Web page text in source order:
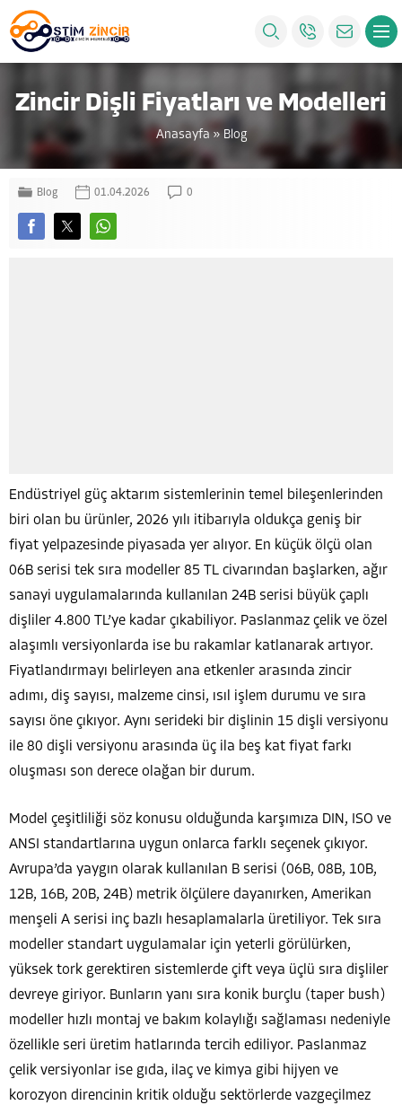
Zincir Dişli Fiyatları ve Modelleri
Anasayfa » Blog
Blog 01.04.2026 0
Endüstriyel güç aktarım sistemlerinin temel bileşenlerinden
biri olan bu ürünler, 2026 yılı itibarıyla oldukça geniş bir
fiyat yelpazesinde piyasada yer alıyor. En küçük ölçü olan
06B serisi tek sıra modeller 85 TL civarından başlarken, ağır
sanayi uygulamalarında kullanılan 24B serisi büyük çaplı
dişliler 4.800 TL’ye kadar çıkabiliyor. Paslanmaz çelik ve özel
alaşımlı versiyonlarda ise bu rakamlar katlanarak artıyor.
Fiyatlandırmayı belirleyen ana etkenler arasında zincir
adımı, diş sayısı, malzeme cinsi, ısıl işlem durumu ve sıra
sayısı öne çıkıyor. Aynı serideki bir dişlinin 15 dişli versiyonu
ile 80 dişli versiyonu arasında üç ila beş kat fiyat farkı
oluşması son derece olağan bir durum.
Model çeşitliliği söz konusu olduğunda karşımıza DIN, ISO ve
ANSI standartlarına uygun onlarca farklı seçenek çıkıyor.
Avrupa’da yaygın olarak kullanılan B serisi (06B, 08B, 10B,
12B, 16B, 20B, 24B) metrik ölçülere dayanırken, Amerikan
menşeli A serisi inç bazlı hesaplamalarla üretiliyor. Tek sıra
modeller standart uygulamalar için yeterli görülürken,
yüksek tork gerektiren sistemlerde çift veya üçlü sıra dişliler
devreye giriyor. Bunların yanı sıra konik burçlu (taper bush)
modeller hızlı montaj ve bakım kolaylığı sağlaması nedeniyle
özellikle seri üretim hatlarında tercih ediliyor. Paslanmaz
çelik versiyonlar ise gıda, ilaç ve kimya gibi hijyen ve
korozyon direncinin kritik olduğu sektörlerde vazgeçilmez